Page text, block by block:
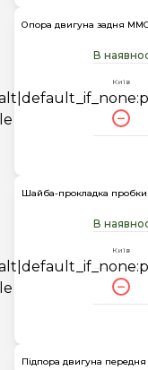
Опора двигуна задня
В
Київ
Шайба-прокладка пробки
В
Київ
Підпора двигуна передня